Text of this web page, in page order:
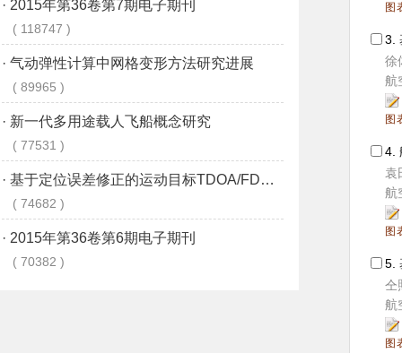
图
3.
徐
航
图
4.
袁
航
图
5.
仝
航
图